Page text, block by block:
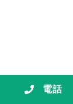
電話